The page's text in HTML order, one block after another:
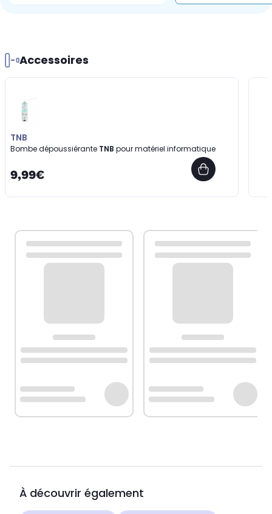
Accessoires
TNB
Bombe dépoussiérante TNB pour matériel informatique
9,99€
À découvrir également